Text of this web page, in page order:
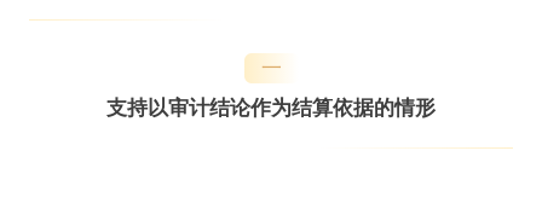
一
支持以审计结论作为结算依据的情形